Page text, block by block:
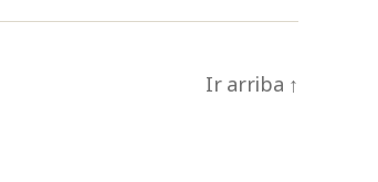
Ir arriba ↑